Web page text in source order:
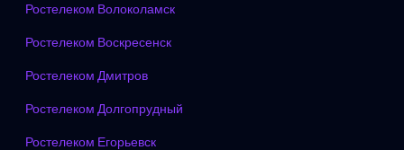
Ростелеком Волоколамск
Ростелеком Воскресенск
Ростелеком Дмитров
Ростелеком Долгопрудный
Ростелеком Егорьевск